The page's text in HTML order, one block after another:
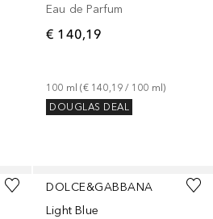
Eau de Parfum
€ 140,19
100 ml (€ 140,19 / 100 ml)
DOUGLAS DEAL
DOLCE&GABBANA
Light Blue